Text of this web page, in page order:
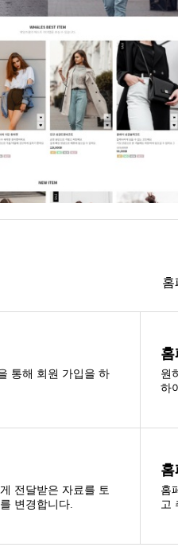
홈
통해 회원 가입을 하
원
하
전달받은 자료를 토
변경합니다.
홈
고